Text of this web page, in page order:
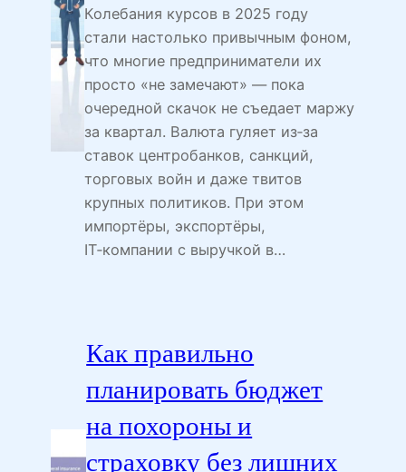
Колебания курсов в 2025 году
стали настолько привычным фоном,
что многие предприниматели их
просто «не замечают» — пока
очередной скачок не съедает маржу
за квартал. Валюта гуляет из‑за
ставок центробанков, санкций,
торговых войн и даже твитов
крупных политиков. При этом
импортёры, экспортёры,
IT‑компании с выручкой в…
Как правильно
планировать бюджет
на похороны и
страховку без лишних